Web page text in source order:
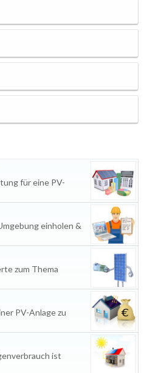
für eine PV-
einholen &
zum Thema
PV-Anlage zu
ist